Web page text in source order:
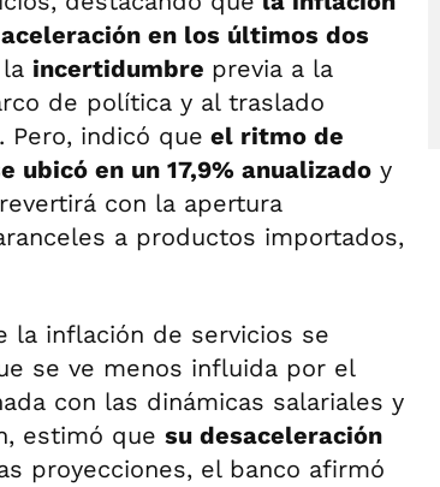
en los últimos dos
incertidumbre previa a la
de política y al traslado
indicó que el ritmo de
ubicó en un 17,9% anualizado y
con la apertura
a productos importados,
la inflación de servicios se
se ve menos influida por el
con las dinámicas salariales y
estimó que su desaceleración
proyecciones, el banco afirmó